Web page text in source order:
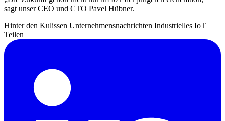
sagt unser CEO und CTO Pavel Hübner.
Hinter den Kulissen Unternehmensnachrichten Industrielles IoT
Teilen